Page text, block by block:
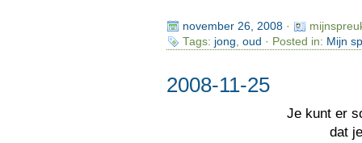
november 26, 2008·
Tags: jong oud · Posted in: Mijn
2008-11-25
Je kunt er
dat